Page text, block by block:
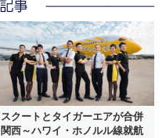
スクートとタイガーエアが合併
関西～ハワイ・ホノルル線就航